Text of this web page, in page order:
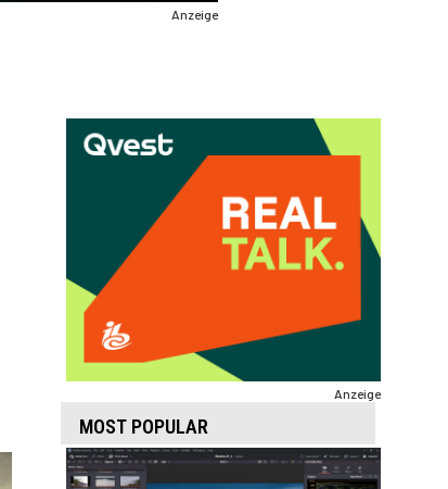
Anzeige
Anzeige
MOST POPULAR